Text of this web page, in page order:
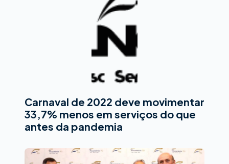
Carnaval de 2022 deve movimentar
33,7% menos em serviços do que
antes da pandemia